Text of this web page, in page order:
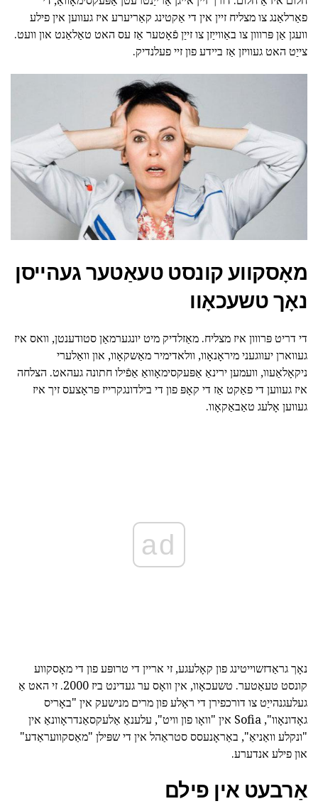
פאַרלאַנג צו מצליח זיין אין די אַקטינג קאַריערע איז געווען אין פילע
וועגן אַן פּרווון צו באַווייַזן צו זייַן פֿאָטער אַז עס האט טאַלאַנט און וועט.
צייַט האט געוויזן אַז ביידע פון זיי פעלנדיק.
מאָסקווע קונסט טעאַטער געהייסן
נאָך טשעכאָוו
די דריט פּרווון איז מצליח. מאַזלדיק מיט יונגערמאַן סטודענטן, וואס איז
געווארן יעווגעני מיראָנאָוו, וולאדימיר מאַשקאָוו, און וואַלערי
ניקאָלאַעוו, וועמען ירינאַ אַפּעקסימאָוואַ אַפֿילו חתונה געהאט. הצלחה
איז געווען די פאַקט אַז די קאָפּ פון די בילדונגקרייז פּראָצעס זיך איז
געווען אָלעג טאַבאַקאָוו.
ad
נאָך גראַדזשוייטינג פון קאָלעגע, זי אריין די טרופּע פון די מאָסקווע
קונסט טעאַטער. טשעכאָוו, אין וואָס ער געדינט ביז 2000. זי האט אַ
געלעגנהייַט צו דורכפירן די ראָלע פון מרים מנישעק אין "באָריס
גאָדונאָוו", Sofia אין "וואָו פון וויט", עלענאַ אַלעקסאַנדראָוונאַ אין
"ונקלע וואַניאַ", באַראָנעסס סטראַהל אין די שפּילן "מאַסקוועראַדע"
און פילע אנדערע.
אַרבעט אין פילם